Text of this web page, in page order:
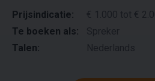
Prijsindicatie:
€ 1.000 tot €
Te boeken als:
Spreker
Talen: